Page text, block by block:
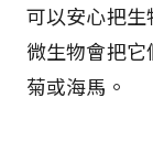
可以安心把生
微生物會把
菊或海馬。